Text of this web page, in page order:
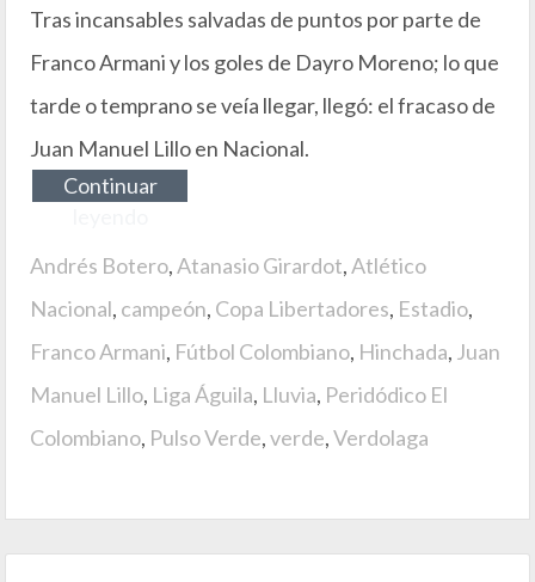
Tras incansables salvadas de puntos por parte de
Franco Armani y los goles de Dayro Moreno; lo que
tarde o temprano se veía llegar, llegó: el fracaso de
Juan Manuel Lillo en Nacional.
Continuar
Andrés Botero,Atanasio Girardot,Atlético
Nacional, campeón, Copa Libertadores, Estadio,
Franco Armani, Fútbol Colombiano, Hinchada, Juan
Manuel Lillo, Liga Águila, Lluvia, Peridódico El
Colombiano, Pulso Verde,verde,Verdolaga